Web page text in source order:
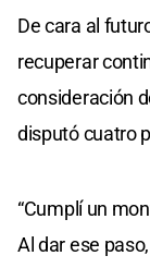
De cara al
recuperar
consideración
disputó cuatro
“Cumplí un
Al dar ese